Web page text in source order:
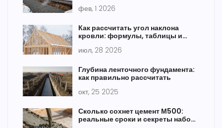
фев, 1 2026
Как рассчитать угол наклона
кровли: формулы, таблицы и
июл, 28 2026
Глубина ленточного фундамента:
как правильно рассчитать
окт, 25 2025
Сколько сохнет цемент М500:
реальные сроки и секреты набора